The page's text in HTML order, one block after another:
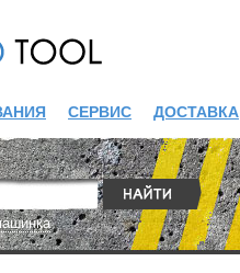
СЕРВИС ДОСТАВКА